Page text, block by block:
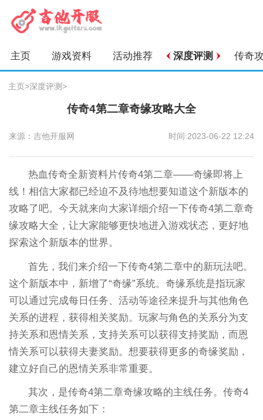
主页 游戏资料 活动推荐 深度评测 传奇
主页>深度评测>
传奇4第二章奇缘攻略大全
来源：吉他开服网 时间:2023-06-22 12:24
热血传奇全新资料片传奇4第二章——奇缘即将上
线！相信大家都已经迫不及待地想要知道这个新版本的
攻略了吧。今天就来向大家详细介绍一下传奇4第二章奇
缘攻略大全，让大家能够更快地进入游戏状态，更好地
探索这个新版本的世界。
首先，我们来介绍一下传奇4第二章中的新玩法吧。
这个新版本中，新增了“奇缘”系统。奇缘系统是指玩家
可以通过完成每日任务、活动等途径来提升与其他角色
关系的进程，获得相关奖励。玩家与角色的关系分为支
持关系和恩情关系，支持关系可以获得支持奖励，而恩
情关系可以获得夫妻奖励。想要获得更多的奇缘奖励，
建立好自己的恩情关系非常重要。
其次，是传奇4第二章奇缘攻略的主线任务。传奇4
第二章主线任务如下：